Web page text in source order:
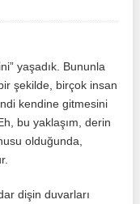
yaşadık. Bununla
şekilde, birçok insan
kendine gitmesini
bu yaklaşım, derin
olduğunda,
dişin duvarları